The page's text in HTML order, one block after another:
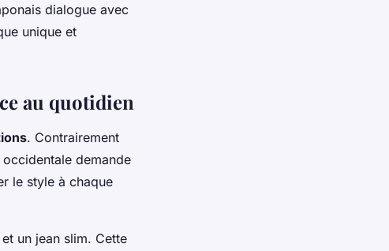
dialogue avec
unique et
au quotidien
. Contrairement
demande
le style à chaque
un jean slim. Cette